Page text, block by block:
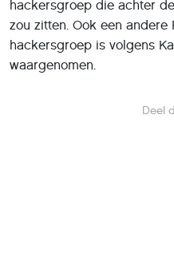
Deel
hackersgroep die achter
zou zitten. Ook een andere
hackersgroep is volgens
waargenomen.